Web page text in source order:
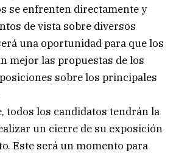
se enfrenten directamente y
de vista sobre diversos
una oportunidad para que los
mejor las propuestas de los
sobre los principales
todos los candidatos tendrán la
un cierre de su exposición
Este será un momento para